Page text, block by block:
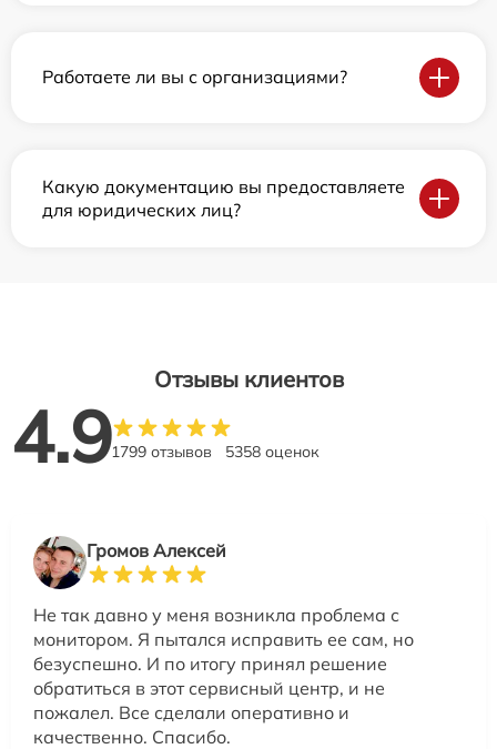
Работаете ли вы с организациями?
Какую документацию вы предоставляете
для юридических лиц?
Отзывы клиентов
4.91799 отзывов 5358 оценок
Громов Алексей
Не так давно у меня возникла проблема с
монитором. Я пытался исправить ее сам, но
безуспешно. И по итогу принял решение
обратиться в этот сервисный центр, и не
пожалел. Все сделали оперативно и
качественно. Спасибо.